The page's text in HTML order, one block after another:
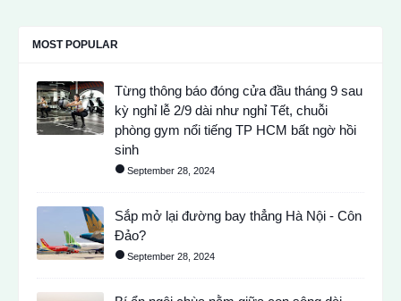
MOST POPULAR
Từng thông báo đóng cửa đầu tháng 9 sau
kỳ nghỉ lễ 2/9 dài như nghỉ Tết, chuỗi
phòng gym nổi tiếng TP HCM bất ngờ hồi
sinh
September 28, 2024
Sắp mở lại đường bay thẳng Hà Nội - Côn
Đảo?
September 28, 2024